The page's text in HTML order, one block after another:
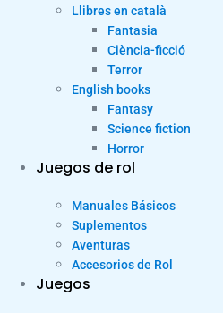
Llibres en català
Fantasia
Ciència-ficció
Terror
English books
Fantasy
Science fiction
Horror
Juegos de rol
Manuales Básicos
Suplementos
Aventuras
Accesorios de Rol
Juegos